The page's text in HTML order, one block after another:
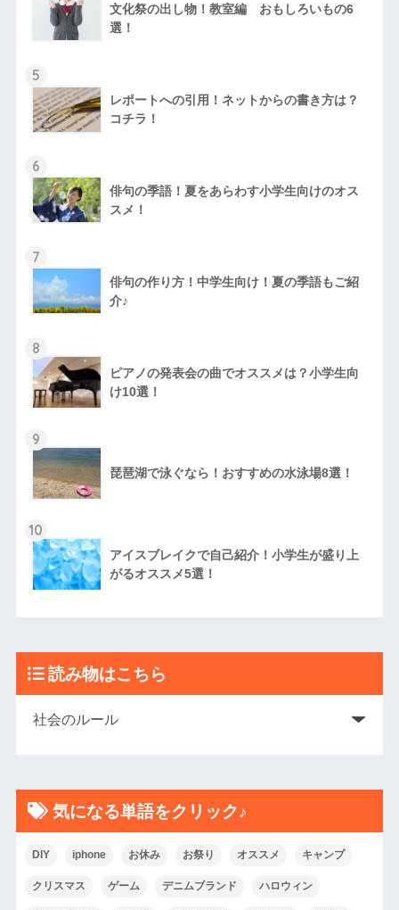
文化祭の出し物！教室編 おもしろいもの6
選！
5
レポートへの引用！ネットからの書き方は？
コチラ！
6
俳句の季語！夏をあらわす小学生向けのオス
スメ！
7
俳句の作り方！中学生向け！夏の季語もご紹
介♪
8
ピアノの発表会の曲でオススメは？小学生向
け10選！
9
琵琶湖で泳ぐなら！おすすめの水泳場8選！
10
アイスブレイクで自己紹介！小学生が盛り上
がるオススメ5選！
読み物はこちら
気になる単語をクリック♪
DIY iphone お休み お祭り オススメ キャンプ
クリスマス ゲーム デニムブランド ハロウィン